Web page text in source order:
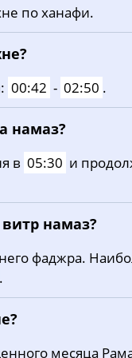
12:46
12:45
12:44
12:44
12:43
по ханафи.
00:42 - 02:50 .
намаз?
в 05:30 и
намаз?
фаджра.
.
месяца